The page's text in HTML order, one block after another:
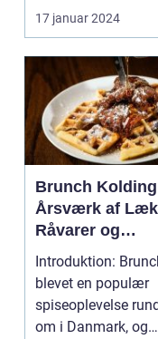
oplevelse i Det
17 januar 2024
Brunch
Årsværk af
Råvarer og
Kokkerier
Introduktion:
blevet en populær
spiseoplevelse
om i Danmark, og